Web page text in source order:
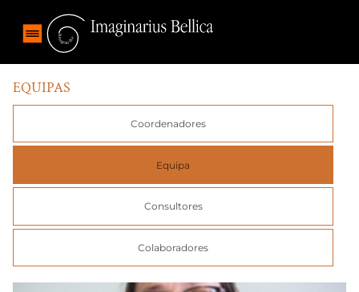
EQUIPAS
Coordenadores
Equipa
Consultores
Colaboradores